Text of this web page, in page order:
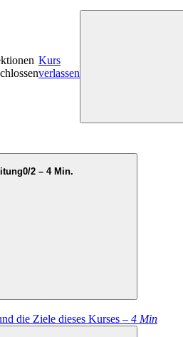
Kurs
verlassen
0/2 – 4 Min.
die Ziele dieses Kurses – 4 Min